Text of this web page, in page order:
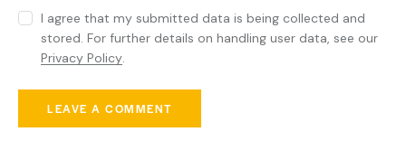
I agree that my submitted data is being collected and
stored. For further details on handling user data, see our
Privacy Policy